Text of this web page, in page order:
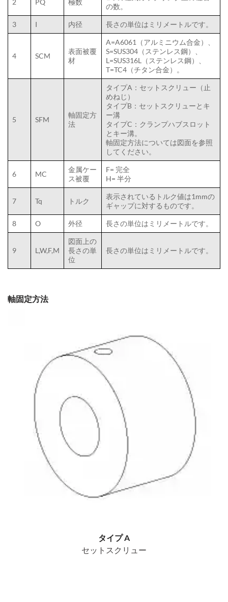
2 PQ 極数
の数。
3 I 内径 長さの単位はミリメートルです。
4 SCM
表面被覆
材
A=A6061（アルミニウム合金）、
S=SUS304（ステンレス鋼）、
L=SUS316L（ステンレス鋼）、
T=TC4（チタン合金）。
5 SFM
軸固定方
法
タイプA：セットスクリュー（止
めねじ）
タイプB：セットスクリューとキ
ー溝
タイプC：クランプハブスロット
とキー溝。
軸固定方法については図面を参照
してください。
6 MC
金属ケー
ス被覆
F= 完全
H= 半分
7 Tq トルク
表示されているトルク値は1mmの
ギャップに対するものです。
8 O 外径 長さの単位はミリメートルです。
9 L,W,F,M
図面上の
長さの単
位
長さの単位はミリメートルです。
軸固定方法
タイプ A
セットスクリュー